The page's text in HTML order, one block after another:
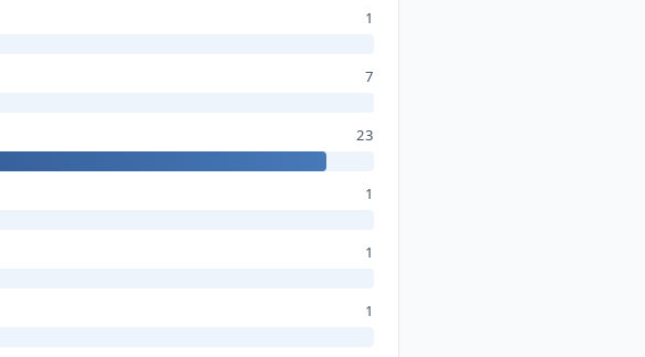
1
7
23
1
1
1